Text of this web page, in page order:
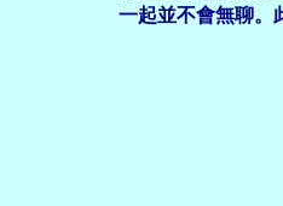
一起並不會無聊。